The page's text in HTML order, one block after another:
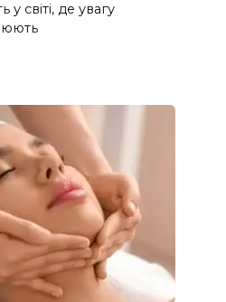
у світі, де увагу